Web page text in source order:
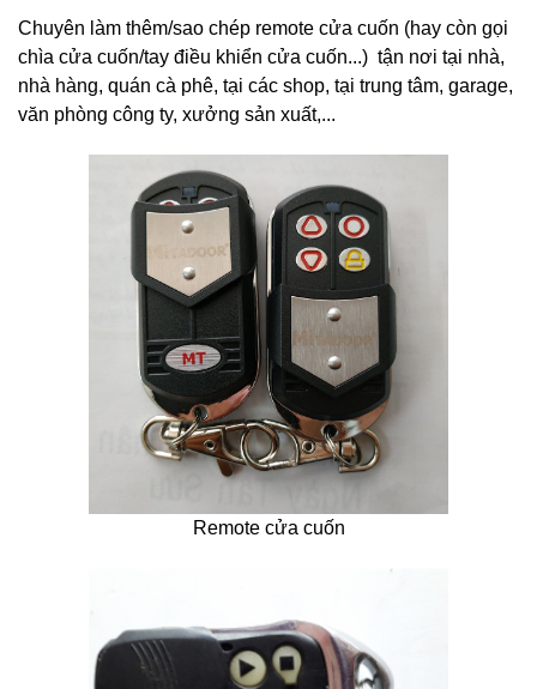
Chuyên làm thêm/sao chép remote cửa cuốn (hay còn gọi
chìa cửa cuốn/tay điều khiển cửa cuốn...) tận nơi tại nhà,
nhà hàng, quán cà phê, tại các shop, tại trung tâm, garage,
văn phòng công ty, xưởng sản xuất,...
Remote cửa cuốn